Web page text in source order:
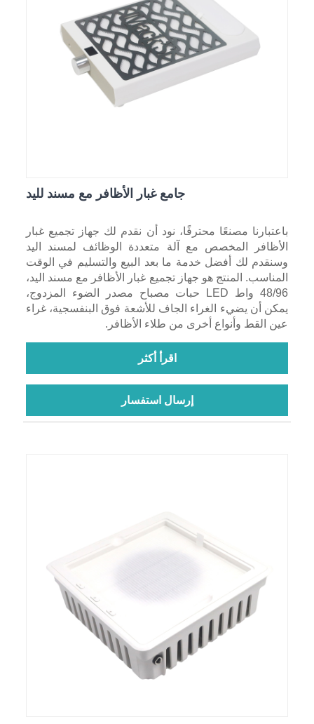
جامع غبار الأظافر مع مسند لليد
باعتبارنا مصنعًا محترفًا، نود أن نقدم لك جهاز تجميع غبار
الأظافر المخصص مع آلة متعددة الوظائف لمسند اليد
وسنقدم لك أفضل خدمة ما بعد البيع والتسليم في الوقت
المناسب. المنتج هو جهاز تجميع غبار الأظافر مع مسند اليد،
48/96 واط LED حبات مصباح مصدر الضوء المزدوج،
يمكن أن يضيء الغراء الجاف للأشعة فوق البنفسجية، غراء
عين القط وأنواع أخرى من طلاء الأظافر.
اقرأ أكثر
إرسال استفسار